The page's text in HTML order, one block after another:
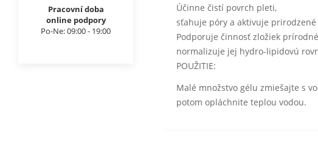
Pracovní doba
online podpory
Po-Ne: 09:00 - 19:00
Účinne čistí povrch pleti,
sťahuje póry a aktivuje
Podporuje činnosť zložiek
normalizuje jej hydro-lipidovú
POUŽITIE:
Malé množstvo gélu zmiešajte s
potom opláchnite teplou vodou.